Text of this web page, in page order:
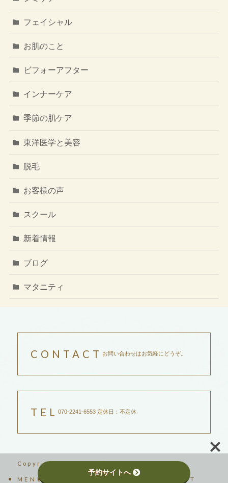
フェイシャル
お肌のこと
ビフォーアフター
インナーケア
季節の肌ケア
東洋医学と美容
脱毛
お客様の声
スクール
新着情報
ブログ
マタニティ
CONTACT お問い合わせはお気軽にどうぞ。
TEL 070-2241-6553 定休日：不定休
Copyright ©2023吉祥寺サントリナ
MENU CONTACT
予約サイトへ